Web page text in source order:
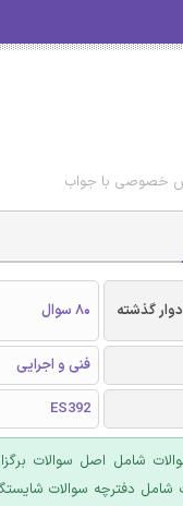
خصوصی با جواب
گذشته 80 سوال
فنی و اجرایی
ES392
شامل اصل سوالات
شامل دفترچه سوالات